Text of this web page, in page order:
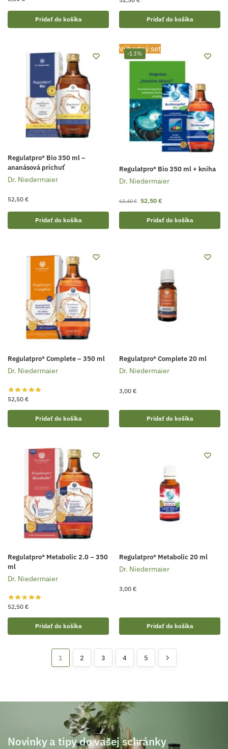
Pridať do košíka Pridať do košíka
Regulatpro® Bio 350 ml –
ananásová príchuť
Dr. Niedermaier
52,50 €
Pridať do košíka
-13%
Výhodný set
Regulatpro® Bio 350 ml + kniha
Dr. Niedermaier
60,40€ 52,50 €
Pridať do košíka
Regulatpro® Complete – 350 ml
Dr. Niedermaier
52,50 €
Pridať do košíka
Regulatpro® Complete 20 ml
Dr. Niedermaier
3,00 €
Pridať do košíka
Regulatpro® Metabolic 2.0 – 350
ml
Dr. Niedermaier
52,50 €
Pridať do košíka
Regulatpro® Metabolic 20 ml
Dr. Niedermaier
3,00 €
Pridať do košíka
1 2 3 4 5
Novinky a tipy do vašej schránky